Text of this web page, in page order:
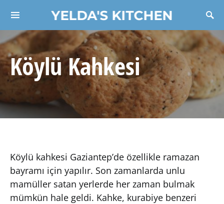
YELDA'S KITCHEN
Search for:
Köylü Kahkesi
Köylü kahkesi Gaziantep’de özellikle ramazan
bayramı için yapılır. Son zamanlarda unlu
mamüller satan yerlerde her zaman bulmak
mümkün hale geldi. Kahke, kurabiye benzeri